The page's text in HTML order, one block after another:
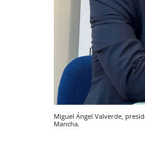
Miguel Ángel Valverde,
Mancha.